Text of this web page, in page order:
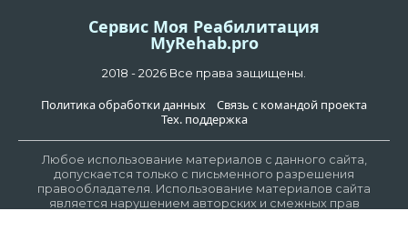
Сервис Моя Реабилитация
MyRehab.pro
2018 - 2026 Все права защищены.
Политика обработки данных
Связь с командой проекта
Тех. поддержка
Любое использование материалов с данного сайта,
допускается только с письменного разрешения
правообладателя. Использование материалов сайта
является нарушением авторских и смежных прав